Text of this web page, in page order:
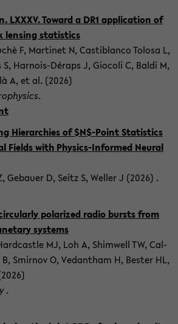
LXXXV. To­ward a DR1 ap­p­li­ca­ti­on of
len­sing sta­tis­tics
F, Mar­ti­net N, Cas­ti­blan­co To­losa L,
S, Harnois-​Déraps J, Gio­co­li C, Baldi M,
A, et al. (2026)
.
Hier­ar­chies of $N$-​Point Sta­tis­tics
Fields with Physics-​Informed Neural
Ge­bau­er D, Seitz S, Wel­ler J (2026) .
po­la­ri­zed radio bursts from
sys­tems
MJ, Loh A, Shim­well TW, Cal­
Smir­nov O, Ve­dan­t­ham H, Bes­ter HL,
.